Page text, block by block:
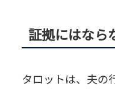
証拠にはなら
タロットは、夫の